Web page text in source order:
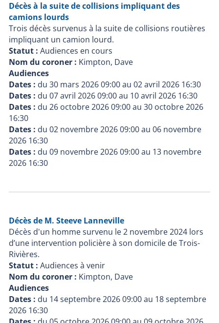
Décès à la suite de collisions impliquant des
camions lourds
Trois décès survenus à la suite de collisions routières
impliquant un camion lourd.
Statut : Audiences en cours
Nom du coroner : Kimpton, Dave
Audiences
Dates : du 30 mars 2026 09:00au 02 avril 2026 16:30
Dates : du 07 avril 2026 09:00au 10 avril 2026 16:30
Dates : du 26 octobre 2026 09:00au 30 octobre 2026
16:30
Dates : du 02 novembre 2026 09:00au 06 novembre
2026 16:30
Dates : du 09 novembre 2026 09:00au 13 novembre
2026 16:30
Décès de M. Steeve Lanneville
Décès d'un homme survenu le 2 novembre 2024 lors
d’une intervention policière à son domicile de Trois-
Rivières.
Statut : Audiences à venir
Nom du coroner : Kimpton, Dave
Audiences
Dates : du 14 septembre 2026 09:00au 18 septembre
2026 16:30